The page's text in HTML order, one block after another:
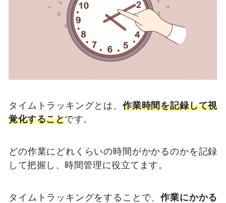
タイムトラッキングとは、作業時間を記録して視
覚化することです。
どの作業にどれくらいの時間がかかるのかを記録
して把握し、時間管理に役立てます。
タイムトラッキングをすることで、作業にかかる